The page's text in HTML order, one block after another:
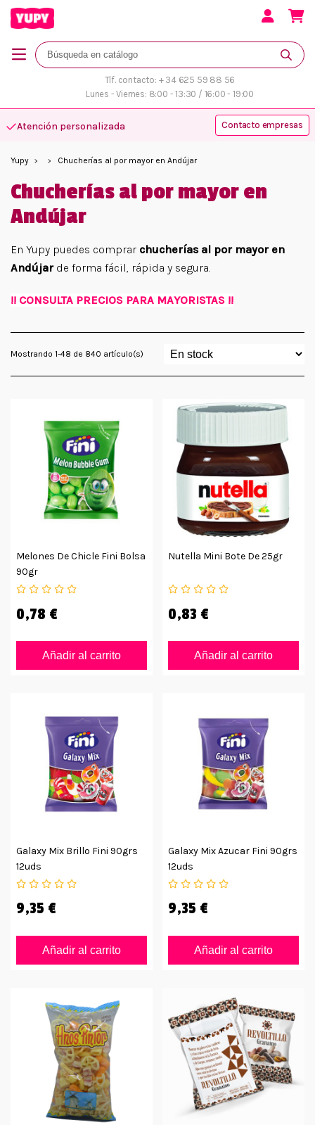
Tlf. contacto: + 34 625 59 88 56
Lunes - Viernes: 8:00 - 13:30 / 16:00 - 19:00
Atención personalizada
Más variedad y disponibilidad Contacto empresas
Yupy Chucherías al por mayor en Andújar
Chucherías al por mayor en
Andújar
En Yupy puedes comprar chucherías al por mayor en
Andújarde forma fácil, rápida y segura.
!! CONSULTA PRECIOS PARA MAYORISTAS !!
Mostrando 1-48 de 840 artículo(s)
Melones De Chicle Fini Bolsa
90gr
0,78 €
Añadir al carrito
Nutella Mini Bote De 25gr
0,83 €
Añadir al carrito
Galaxy Mix Brillo Fini 90grs
12uds
9,35 €
Añadir al carrito
Galaxy Mix Azucar Fini 90grs
12uds
9,35 €
Añadir al carrito